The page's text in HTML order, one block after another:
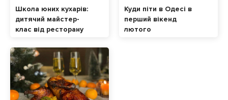
Школа юних кухарів:
дитячий майстер-
клас від ресторану
Куди піти в Одесі в
перший вікенд
лютого